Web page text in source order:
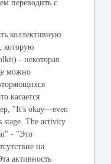
переводить с
коллективную
которую
- некоторая
можно
касается
"It's okay—even
stage. The activity
- "Это
на
активность